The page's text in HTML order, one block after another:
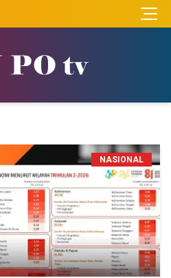
NASIONAL